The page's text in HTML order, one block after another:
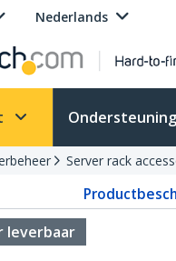
Nederlands
Ondersteuning
Server rack
leverbaar